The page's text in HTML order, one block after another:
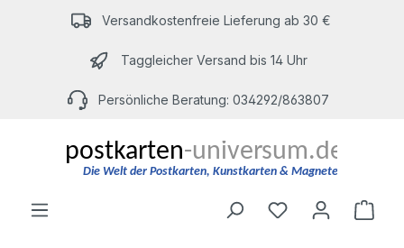
Zum Hauptinhalt springenVersandkostenfreie Lieferung ab 30 €
Taggleicher Versand bis 14 Uhr
Persönliche Beratung: 034292/863807
Du hast 0